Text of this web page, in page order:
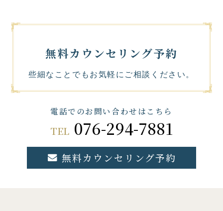
無料カウンセリング予約
些細なことでもお気軽にご相談ください。
電話でのお問い合わせはこちら
TEL 076-294-7881
無料カウンセリング予約